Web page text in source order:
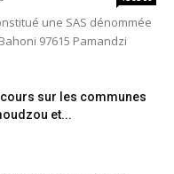
une SAS dénommée
97615 Pamandzi
cours sur les communes
et...